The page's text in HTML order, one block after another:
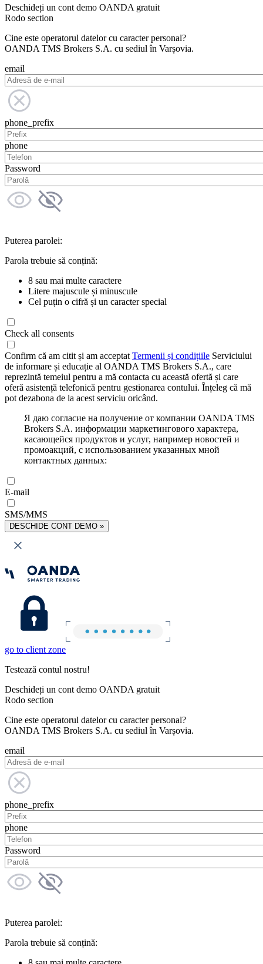
Deschideți un cont demo OANDA gratuit
Rodo section
Cine este operatorul datelor cu caracter personal?
OANDA TMS Brokers S.A. cu sediul în Varșovia.
email
phone_prefix
phone
Password
Puterea parolei:
Parola trebuie să conțină:
8 sau mai multe caractere
Litere majuscule și minuscule
Cel puțin o cifră și un caracter special
Check all consents
Confirm că am citit și am acceptat Termenii și condițiile Serviciului
de informare și educație al OANDA TMS Brokers S.A., care
reprezintă temeiul pentru a mă contacta cu această ofertă și care
oferă asistență telefonică pentru gestionarea contului. Înțeleg că mă
pot dezabona de la acest serviciu oricând.
Я даю согласие на получение от компании OANDA TMS
Brokers S.A. информации маркетингового характера,
касающейся продуктов и услуг, например новостей и
промоакций, с использованием указанных мной
контактных данных:
E-mail
SMS/MMS
DESCHIDE CONT DEMO »
go to client zone
Testează contul nostru!
Deschideți un cont demo OANDA gratuit
Rodo section
Cine este operatorul datelor cu caracter personal?
OANDA TMS Brokers S.A. cu sediul în Varșovia.
email
phone_prefix
phone
Password
Puterea parolei:
Parola trebuie să conțină: